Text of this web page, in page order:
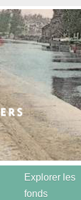
Explorer les
fonds